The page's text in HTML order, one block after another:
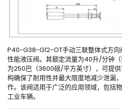
P40-G38-G12-OT手动三联整体式方向
性能液压阀。其额定流量为40升/分钟
为250巴（3600磅/平方英寸），可提
构确保了耐用性并最大限度地减少泄漏
作。该阀适用于广泛的应用领域，包括
工业车辆。